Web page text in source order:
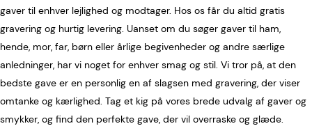
gaver til enhver lejlighed og modtager. Hos os får du altid gratis
gravering og hurtig levering. Uanset om du søger gaver til ham,
hende, mor, far, børn eller årlige begivenheder og andre særlige
anledninger, har vi noget for enhver smag og stil. Vi tror på, at den
bedste gave er en personlig en af slagsen med gravering, der viser
omtanke og kærlighed. Tag et kig på vores brede udvalg af gaver og
smykker, og find den perfekte gave, der vil overraske og glæde.